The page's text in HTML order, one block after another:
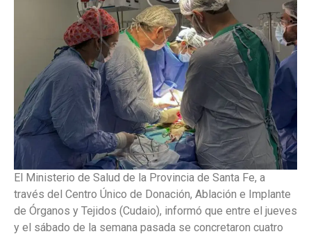
El Ministerio de Salud de la Provincia de Santa Fe, a
través del Centro Único de Donación, Ablación e Implante
de Órganos y Tejidos (Cudaio), informó que entre el jueves
y el sábado de la semana pasada se concretaron cuatro